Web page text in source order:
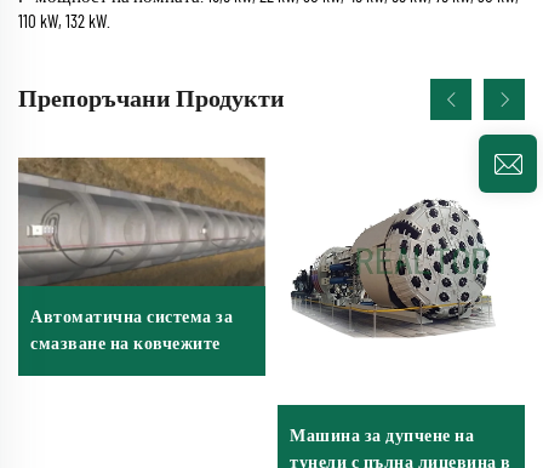
110 kW, 132 kW.
Препоръчани Продукти
Автоматична система за
смазване на ковчежите
Машина за дупчене на
тунели с пълна лицевина в